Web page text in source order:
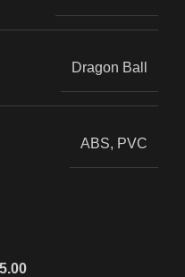
Dragon Ball
ABS, PVC